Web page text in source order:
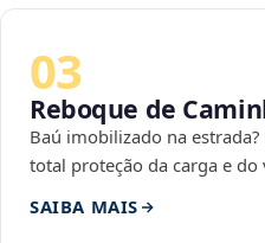
03
Reboque de
Baú imobilizado na
total proteção da carga e do
SAIBA MAIS